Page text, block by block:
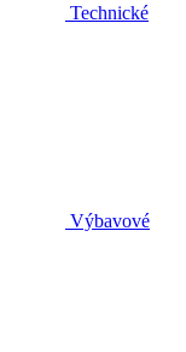
Technické
Výbavové